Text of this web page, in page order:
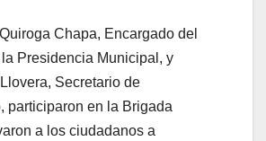
Chapa, Encargado del
Presidencia Municipal, y
Secretario de
participaron en la Brigada
a los ciudadanos a